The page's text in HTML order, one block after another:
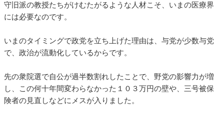
守旧派の教授たちがけむたがるような人材こそ、いまの医療界
には必要なのです。
いまのタイミングで政党を立ち上げた理由は、与党が少数与党
で、政治が流動化しているからです。
先の衆院選で自公が過半数割れしたことで、野党の影響力が増
し、この何十年間変わらなかった１０３万円の壁や、三号被保
険者の見直しなどにメスが入りました。